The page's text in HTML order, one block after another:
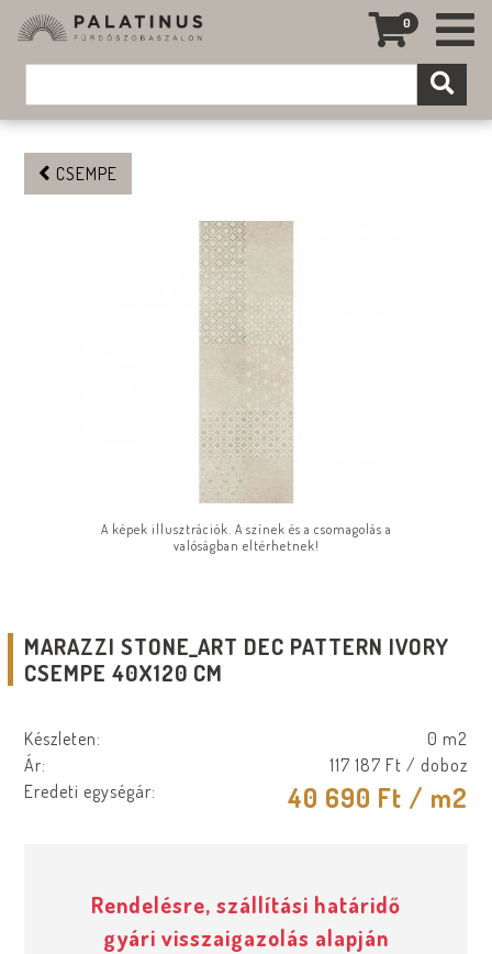
0
CSEMPE
A képek illusztrációk. A színek és a csomagolás a
valóságban eltérhetnek!
MARAZZI STONE_ART DEC PATTERN IVORY
CSEMPE 40X120 CM
Készleten:
0 m2
Ár:
117 187 Ft / doboz
Eredeti egységár:
40 690 Ft / m2
Rendelésre, szállítási határidő
gyári visszaigazolás alapján